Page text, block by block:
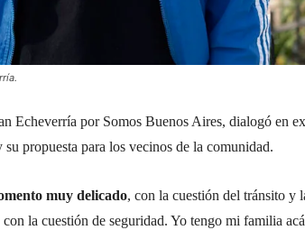
Echeverría por Somos Buenos Aires, dialogó en
propuesta para los vecinos de la comunidad.
muy delicado, con la cuestión del tránsito y
la cuestión de seguridad. Yo tengo mi familia